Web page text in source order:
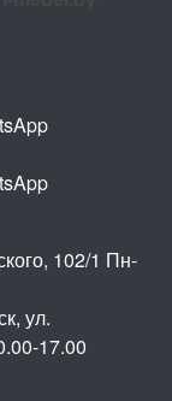
102/1 Пн-
ул.
17.00